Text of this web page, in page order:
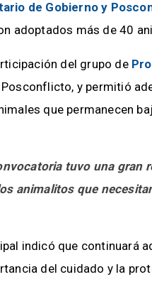
de Gobierno y
adoptados más de 40
del grupo de
y permitió
que permanecen
tuvo una gran
animalitos que
indicó que continuará
del cuidado y la